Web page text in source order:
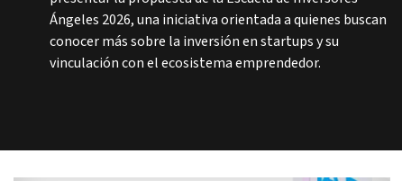
Ángeles 2026, una iniciativa orientada a quienes buscan
conocer más sobre la inversión en startups y su
vinculación con el ecosistema emprendedor.